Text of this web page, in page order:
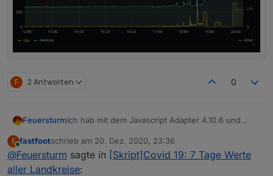
F 2 Antworten 0
FeuersturmIch hab mit dem Javascript Adapter 4.10.6 und
Stunden die javascript Instanz ohne erkennbare
Fehler im Log abstürzt.
In den letzten Tagen hab ich angefagen alle
Sieht jemand bei sich das gleiche Verhalten?
@fastfootWelche Javascript Version nutzt du?
F
Online
fastfootschrieb am 20. Dez. 2020, 23:36
zuletzt editiert von
@Feuersturm sagte in [Skript]Covid 19: 7 Tage Werte
aller Landkreise: